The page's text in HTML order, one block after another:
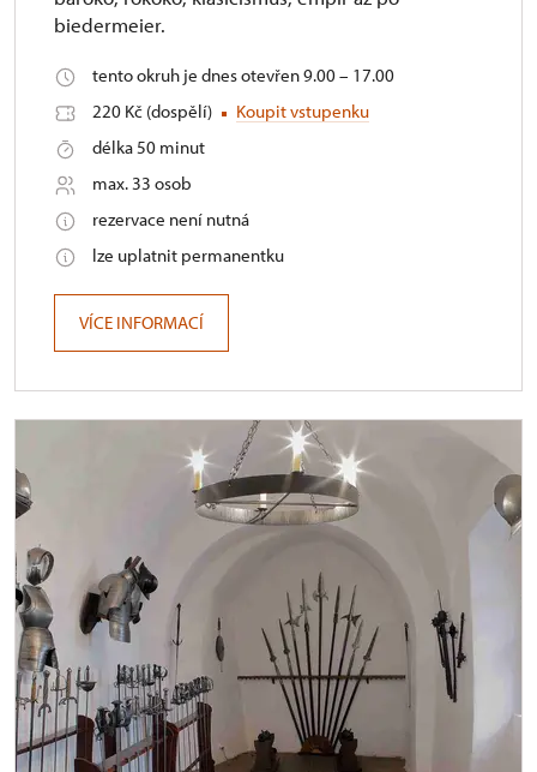
biedermeier.
tento okruh je dnes otevřen 9.00 – 17.00
220 Kč (dospělí)
Koupit vstupenku
délka 50 minut
max. 33 osob
rezervace není nutná
lze uplatnit permanentku
VÍCE INFORMACÍ